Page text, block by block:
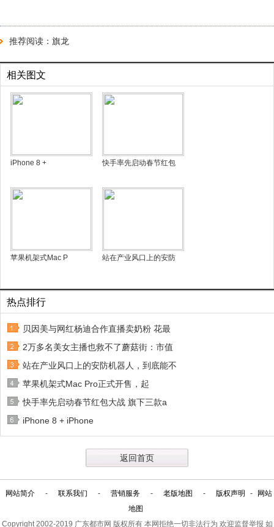
推荐阅读： 旗龙
相关图文
iPhone 8 + 快手率先启动春节红包
苹果机架式Mac P 站在产业风口上的安防
热点排行
贝因美与网红杨迪合作直播卖奶粉 花最
2万多名美女主播也救不了蘑菇街：市值
站在产业风口上的安防机器人，到底能不
苹果机架式Mac Pro正式开售，起
快手率先启动春节红包大战 旗下三款a
iPhone 8 + iPhone
返回首页
网站简介 - 联系我们 - 营销服务 - 老版地图 - 版权声明 -
网站
地图
Copyright 2002-2019 广东都市网 版权所有 本网拒绝一切非法行为 欢迎监督举报 如